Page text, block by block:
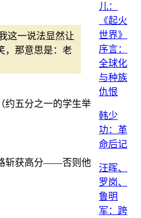
这一说法显然让
，那意思是：老
约五分之一的学生举
斩获高分——否则他
儿：
《起火
世界》
序言：
全球化
与种族
仇恨
韩少
功：革
命后记
汪晖、
罗岗、
鲁明
军：跨